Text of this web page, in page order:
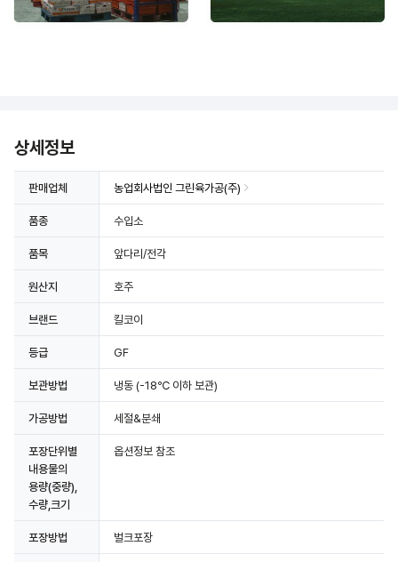
상세정보
판매업체 농업회사법인 그린육가공(주)
품종 수입소
품목 앞다리/전각
원산지 호주
브랜드 킬코이
등급 GF
보관방법 냉동 (-18℃ 이하 보관)
가공방법 세절&분쇄
포장단위별
내용물의
용량(중량),
수량,크기
옵션정보 참조
포장방법 벌크포장